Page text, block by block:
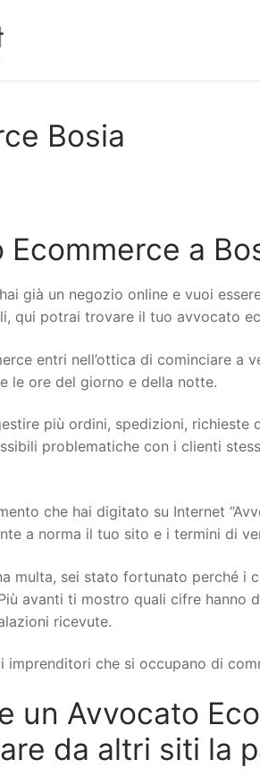
Bosia
a
già un negozio online e vuoi
qui potrai trovare il tuo avvocato
entri nell’ottica di cominciare a
le ore del giorno e della notte.
più ordini, spedizioni,
problematiche con i clienti
che hai digitato su Internet
a norma il tuo sito e i termini di
multa, sei stato fortunato perché i
avanti ti mostro quali cifre hanno
ricevute.
imprenditori che si occupano di
un Avvocato
da altri siti la